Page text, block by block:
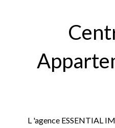
L 'agence ESSENTIAL